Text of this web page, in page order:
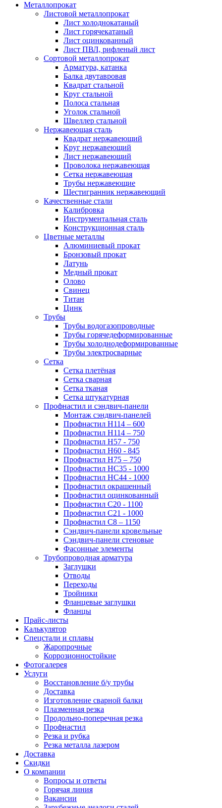
Металлопрокат
Листовой металлопрокат
Лист холоднокатаный
Лист горячекатаный
Лист оцинкованный
Лист ПВЛ, рифленый лист
Сортовой металлопрокат
Арматура, катанка
Балка двутавровая
Квадрат стальной
Круг стальной
Полоса стальная
Уголок стальной
Швеллер стальной
Нержавеющая сталь
Квадрат нержавеющий
Круг нержавеющий
Лист нержавеющий
Проволока нержавеющая
Сетка нержавеющая
Трубы нержавеющие
Шестигранник нержавеющий
Качественные стали
Калибровка
Инструментальная сталь
Конструкционная сталь
Цветные металлы
Алюминиевый прокат
Бронзовый прокат
Латунь
Медный прокат
Олово
Свинец
Титан
Цинк
Трубы
Трубы водогазопроводные
Трубы горячедеформированные
Трубы холоднодеформированные
Трубы электросварные
Сетка
Сетка плетёная
Сетка сварная
Сетка тканая
Сетка штукатурная
Профнастил и сэндвич-панели
Монтаж сэндвич-панелей
Профнастил Н114 – 600
Профнастил Н114 – 750
Профнастил Н57 - 750
Профнастил Н60 - 845
Профнастил Н75 – 750
Профнастил НС35 - 1000
Профнастил НС44 - 1000
Профнастил окрашенный
Профнастил оцинкованный
Профнастил С20 - 1100
Профнастил С21 - 1000
Профнастил С8 – 1150
Сэндвич-панели кровельные
Сэндвич-панели стеновые
Фасонные элементы
Трубопроводная арматура
Заглушки
Отводы
Переходы
Тройники
Фланцевые заглушки
Фланцы
Прайс-листы
Калькулятор
Спецстали и сплавы
Жаропрочные
Коррозионностойкие
Фотогалерея
Услуги
Восстановление б/у трубы
Доставка
Изготовление сварной балки
Плазменная резка
Продольно-поперечная резка
Профнастил
Резка и рубка
Резка металла лазером
Доставка
Скидки
О компании
Вопросы и ответы
Горячая линия
Вакансии